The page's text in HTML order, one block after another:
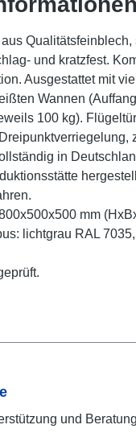
und kratzfest.
Ausgestattet mit
Wannen
100 kg).
in
mm
lichtgrau RAL
und